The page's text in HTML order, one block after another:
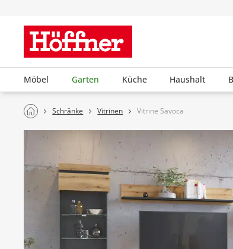
Möbel Garten Küche Haushalt
Schränke Vitrinen Vitrine Savoca